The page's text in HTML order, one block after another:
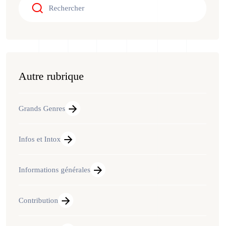
Autre rubrique
Grands Genres
Infos et Intox
Informations générales
Contribution